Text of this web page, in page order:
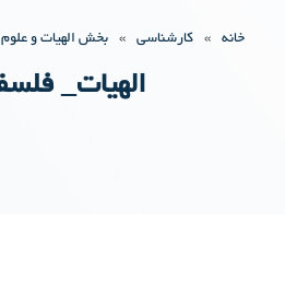
خانه » کارشناسی » بخش الهیات و
الهیات_